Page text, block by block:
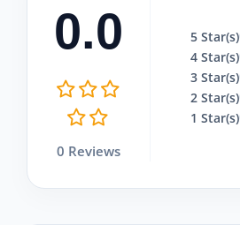
0.0
0 Reviews
5 Star(s)
4 Star(s)
3 Star(s)
2 Star(s)
1 Star(s)